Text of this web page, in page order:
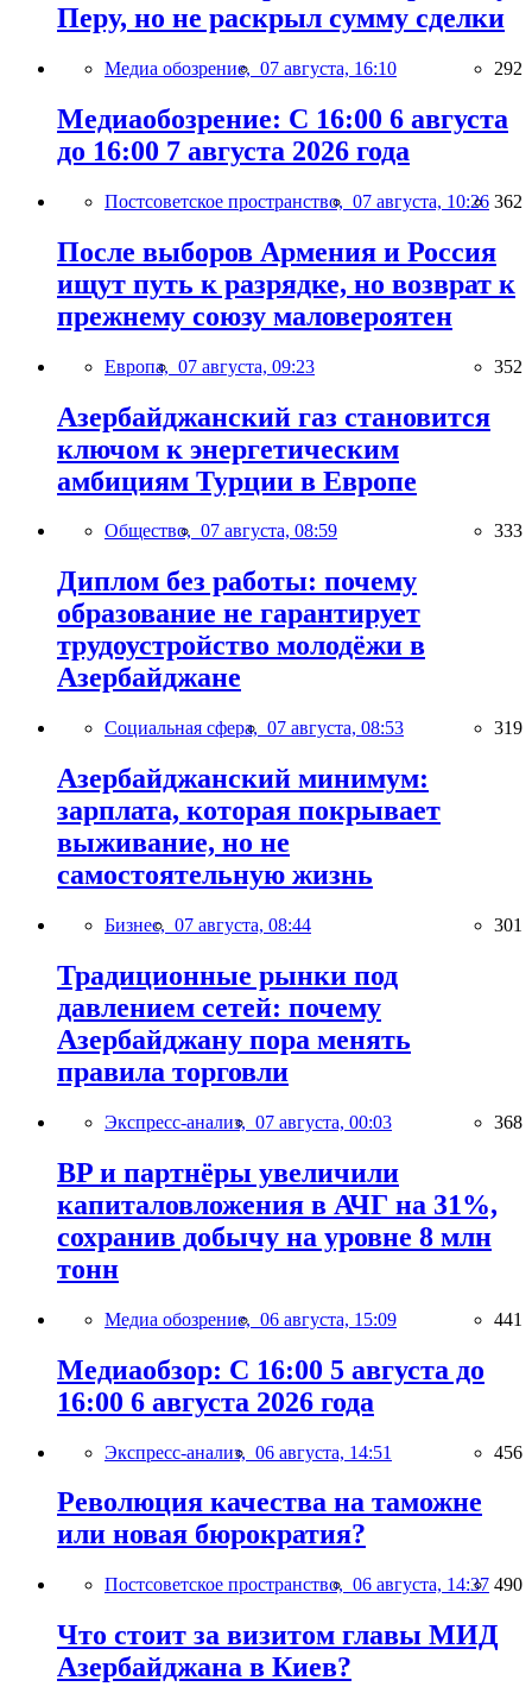
Перу, но не раскрыл сумму сделки
Медиа обозрение, 07 августа, 16:10 292
Медиаобозрение: С 16:00 6 августа
до 16:00 7 августа 2026 года
Постсоветское пространство, 07 августа, 10:26 362
После выборов Армения и Россия
ищут путь к разрядке, но возврат к
прежнему союзу маловероятен
Европа, 07 августа, 09:23 352
Азербайджанский газ становится
ключом к энергетическим
амбициям Турции в Европе
Общество, 07 августа, 08:59 333
Диплом без работы: почему
образование не гарантирует
трудоустройство молодёжи в
Азербайджане
Социальная сфера, 07 августа, 08:53 319
Азербайджанский минимум:
зарплата, которая покрывает
выживание, но не
самостоятельную жизнь
Бизнес, 07 августа, 08:44 301
Традиционные рынки под
давлением сетей: почему
Азербайджану пора менять
правила торговли
Экспресс-анализ, 07 августа, 00:03 368
BP и партнёры увеличили
капиталовложения в АЧГ на 31%,
сохранив добычу на уровне 8 млн
тонн
Медиа обозрение, 06 августа, 15:09 441
Медиаобзор: С 16:00 5 августа до
16:00 6 августа 2026 года
Экспресс-анализ, 06 августа, 14:51 456
Революция качества на таможне
или новая бюрократия?
Постсоветское пространство, 06 августа, 14:37 490
Что стоит за визитом главы МИД
Азербайджана в Киев?